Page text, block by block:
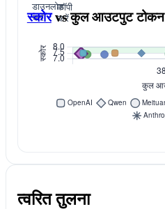
डाउनलोड
करें
कॉपी
करें
स्कोर vsकुल आउटपुट टोकन
त्वरित तुलना